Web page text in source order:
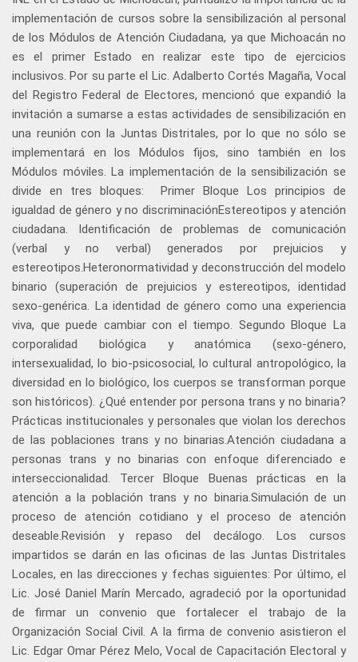
implementación de cursos sobre la sensibilización al personal
de los Módulos de Atención Ciudadana, ya que Michoacán no
es el primer Estado en realizar este tipo de ejercicios
inclusivos. Por su parte el Lic. Adalberto Cortés Magaña, Vocal
del Registro Federal de Electores, mencionó que expandió la
invitación a sumarse a estas actividades de sensibilización en
una reunión con la Juntas Distritales, por lo que no sólo se
implementará en los Módulos fijos, sino también en los
Módulos móviles. La implementación de la sensibilización se
divide en tres bloques: Primer Bloque Los principios de
igualdad de género y no discriminaciónEstereotipos y atención
ciudadana. Identificación de problemas de comunicación
(verbal y no verbal) generados por prejuicios y
estereotipos.Heteronormatividad y deconstrucción del modelo
binario (superación de prejuicios y estereotipos, identidad
sexo-genérica. La identidad de género como una experiencia
viva, que puede cambiar con el tiempo. Segundo Bloque La
corporalidad biológica y anatómica (sexo-género,
intersexualidad, lo bio-psicosocial, lo cultural antropológico, la
diversidad en lo biológico, los cuerpos se transforman porque
son históricos). ¿Qué entender por persona trans y no binaria?
Prácticas institucionales y personales que violan los derechos
de las poblaciones trans y no binarias.Atención ciudadana a
personas trans y no binarias con enfoque diferenciado e
interseccionalidad. Tercer Bloque Buenas prácticas en la
atención a la población trans y no binaria.Simulación de un
proceso de atención cotidiano y el proceso de atención
deseable.Revisión y repaso del decálogo. Los cursos
impartidos se darán en las oficinas de las Juntas Distritales
Locales, en las direcciones y fechas siguientes: Por último, el
Lic. José Daniel Marín Mercado, agradeció por la oportunidad
de firmar un convenio que fortalecer el trabajo de la
Organización Social Civil. A la firma de convenio asistieron el
Lic. Edgar Omar Pérez Melo, Vocal de Capacitación Electoral y